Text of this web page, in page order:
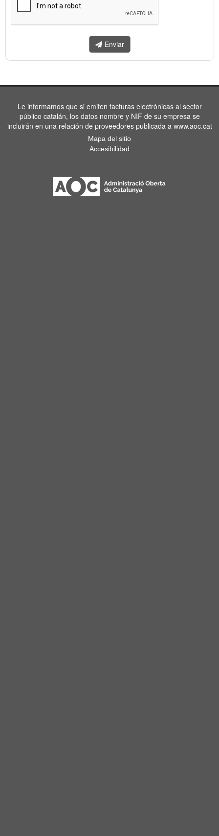
enviar.
Enviar
Le informamos que si emiten facturas electrónicas al sector
público catalán, los datos nombre y NIF de su empresa se
incluirán en una relación de proveedores publicada a www.aoc.cat
Mapa del sitio
Accesibilidad